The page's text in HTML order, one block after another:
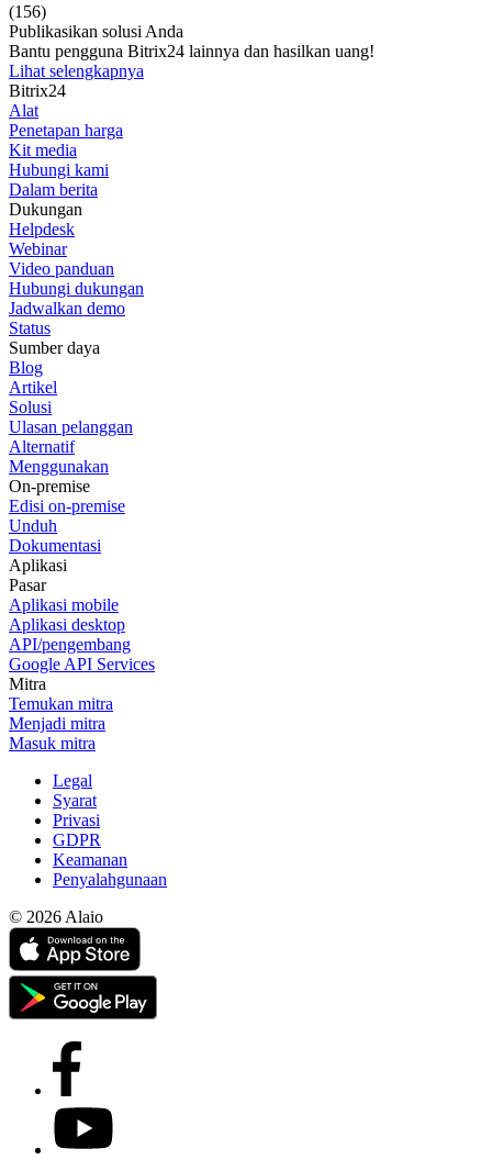
(156)
Publikasikan solusi Anda
Bantu pengguna Bitrix24 lainnya dan hasilkan uang!
Lihat selengkapnya
Bitrix24
Alat
Penetapan harga
Kit media
Hubungi kami
Dalam berita
Dukungan
Helpdesk
Webinar
Video panduan
Hubungi dukungan
Jadwalkan demo
Status
Sumber daya
Blog
Artikel
Solusi
Ulasan pelanggan
Alternatif
Menggunakan
On-premise
Edisi on-premise
Unduh
Dokumentasi
Aplikasi
Pasar
Aplikasi mobile
Aplikasi desktop
API/pengembang
Google API Services
Mitra
Temukan mitra
Menjadi mitra
Masuk mitra
Legal
Syarat
Privasi
GDPR
Keamanan
Penyalahgunaan
© 2026 Alaio